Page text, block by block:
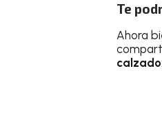
Te
Ahora
calzado: